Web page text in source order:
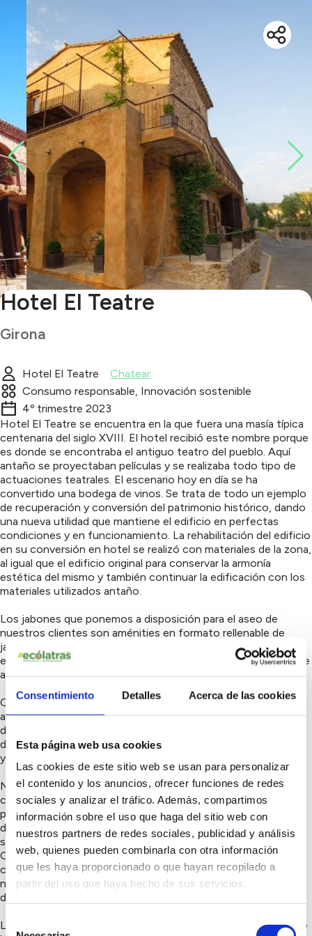
Consentimiento Detalles Acerca de las cookies
Esta página web usa cookies
Las cookies de este sitio web se usan para personalizar
el contenido y los anuncios, ofrecer funciones de redes
sociales y analizar el tráfico. Además, compartimos
información sobre el uso que haga del sitio web con
nuestros partners de redes sociales, publicidad y análisis
web, quienes pueden combinarla con otra información
que les haya proporcionado o que hayan recopilado a
partir del uso que haya hecho de sus servicios.
Hotel El Teatre
Girona
Hotel El Teatre
Chatear
Consumo responsable, Innovación sostenible
4º trimestre 2023
Hotel El Teatre se encuentra en la que fuera una masía típica
centenaria del siglo XVIII. El hotel recibió este nombre porque
es donde se encontraba el antiguo teatro del pueblo. Aquí
antaño se proyectaban películas y se realizaba todo tipo de
actuaciones teatrales. El escenario hoy en día se ha
convertido una bodega de vinos. Se trata de todo un ejemplo
de recuperación y conversión del patrimonio histórico, dando
una nueva utilidad que mantiene el edificio en perfectas
condiciones y en funcionamiento. La rehabilitación del edificio
en su conversión en hotel se realizó con materiales de la zona,
al igual que el edificio original para conservar la armonía
estética del mismo y también continuar la edificación con los
materiales utilizados antaño.
Los jabones que ponemos a disposición para el aseo de
nuestros clientes son aménities en formato rellenable de
jabón ecológico de la marca Giura, que son jabones
ecológicos y hechos con elementos naturales de romero y de
avena.
Colaboramos estrechamente con agricultores locales,
adquiriendo productos de un huerto externo para nuestros
desayunos y cenas. Esta acción no solo garantiza la frescura
de los productos, sino que también impulsa la economía local
y fortalece los lazos en nuestra comunidad.
Nuestra apuesta por el comercio local se refleja en la
colaboración con pescadores y carniceros de la zona,
promoviendo productos locales y de km 0 en el restaurante
del hotel. Algunos ejemplos de los productos que utilizamos
son: ternera de Gerona, Anchoas de la Escala , pescado de la
Costa Brava, quesos de Gerona, vinos del Ampurdá. La
contratación de personal local para el funcionamiento de
nuestro hotel y restaurante refuerza el compromiso con el
desarrollo económico de la comunidad.
La iluminación del hotel se gestiona eficientemente mediante